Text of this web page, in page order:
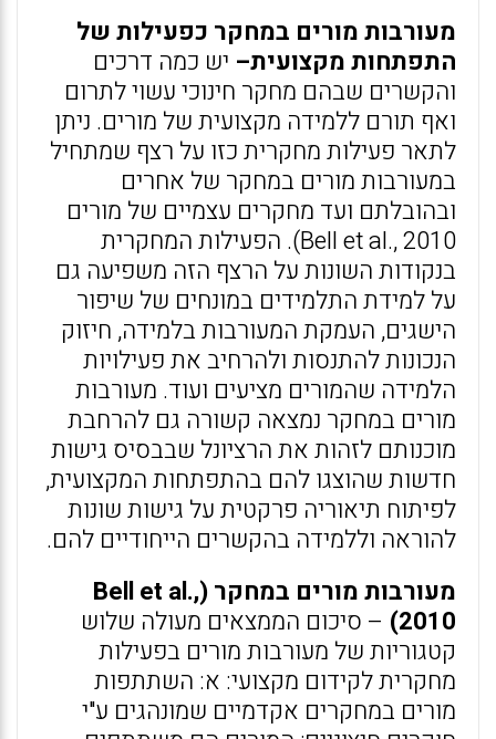
מעורבות מורים במחקר כפעילות של
התפתחות מקצועית– יש כמה דרכים
והקשרים שבהם מחקר חינוכי עשוי לתרום
ואף תורם ללמידה מקצועית של מורים. ניתן
לתאר פעילות מחקרית כזו על רצף שמתחיל
במעורבות מורים במחקר של אחרים
ובהובלתם ועד מחקרים עצמיים של מורים
Bell et al., 2010). הפעילות המחקרית
בנקודות השונות על הרצף הזה משפיעה גם
על למידת התלמידים במונחים של שיפור
הישגים, העמקת המעורבות בלמידה, חיזוק
הנכונות להתנסות ולהרחיב את פעילויות
הלמידה שהמורים מציעים ועוד. מעורבות
מורים במחקר נמצאה קשורה גם להרחבת
מוכנותם לזהות את הרציונל שבבסיס גישות
חדשות שהוצגו להם בהתפתחות המקצועית,
לפיתוח תיאוריה פרקטית על גישות שונות
להוראה וללמידה בהקשרים הייחודיים להם.
מעורבות מורים במחקר (Bell et al.,
2010) – סיכום הממצאים מעולה שלוש
קטגוריות של מעורבות מורים בפעילות
מחקרית לקידום מקצועי: א: השתתפות
מורים במחקרים אקדמיים שמונהגים ע"י